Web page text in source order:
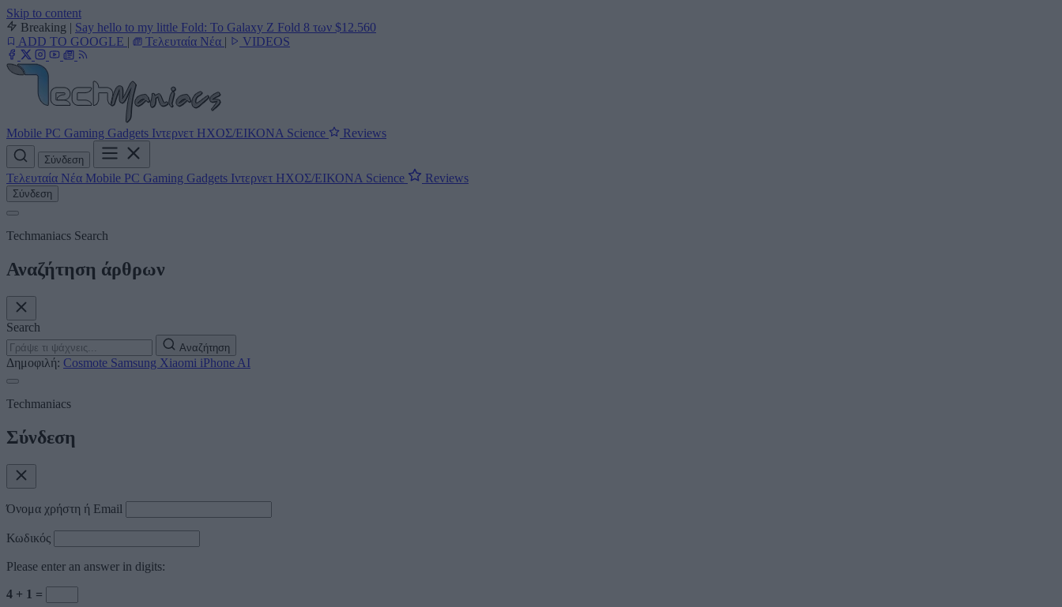
Skip to content
Breaking | Say hello to my little Fold: Το Galaxy Z Fold 8 των $12.560
ADD TO GOOGLE | Τελευταία Νέα | VIDEOS
Mobile PC Gaming Gadgets Ιντερνετ ΗΧΟΣ/ΕΙΚΟΝΑ Science Reviews
Σύνδεση
Τελευταία Νέα Mobile PC Gaming Gadgets Ιντερνετ ΗΧΟΣ/ΕΙΚΟΝΑ Science Reviews
Σύνδεση
Techmaniacs Search
Αναζήτηση άρθρων
Search
Αναζήτηση
Δημοφιλή: Cosmote Samsung Xiaomi iPhone AI
Techmaniacs
Σύνδεση
Όνομα χρήστη ή Email
Κωδικός
Please enter an answer in digits:
4 + 1 =